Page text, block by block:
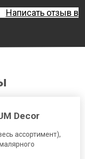
Написать отзыв в
Decor
ассортимент),